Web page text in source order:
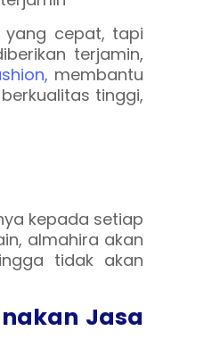
yang cepat, tapi
terjamin,
membantu
tinggi,
kepada setiap
almahira akan
tidak akan
Jasa